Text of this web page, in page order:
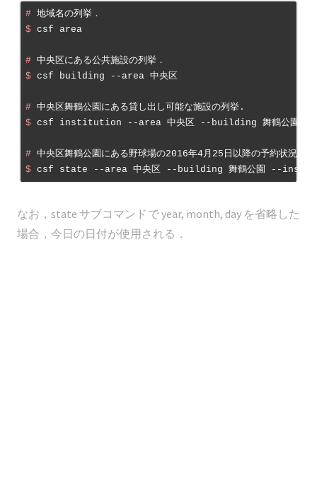
# 地域名の列挙．
$ csf area
# 中央区にある公共施設の列挙．
$ csf building --area 中央区
# 中央区舞鶴公園にある貸し出し可能な施設の列挙.
$ csf institution --area 中央区 --building 舞鶴公園
# 中央区舞鶴公園にある野球場の2016年4月25日以降の予約状況
$ csf state --area 中央区 --building 舞鶴公園 --
なお，state サブコマンドで year, month, day を省略した
場合，今日の日付が使用される．